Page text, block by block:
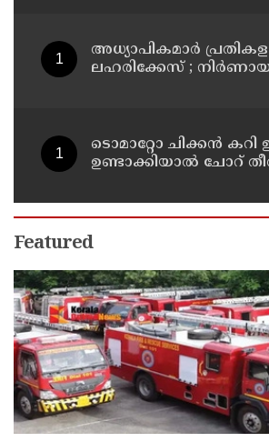
അധ്യാപികമാര്‍
ലഹരിക്കേസ് ;
ടൊമാറ്റോ ചിക്കൻ
ഉണ്ടാക്കിയാൽ ചോറ്
Featured